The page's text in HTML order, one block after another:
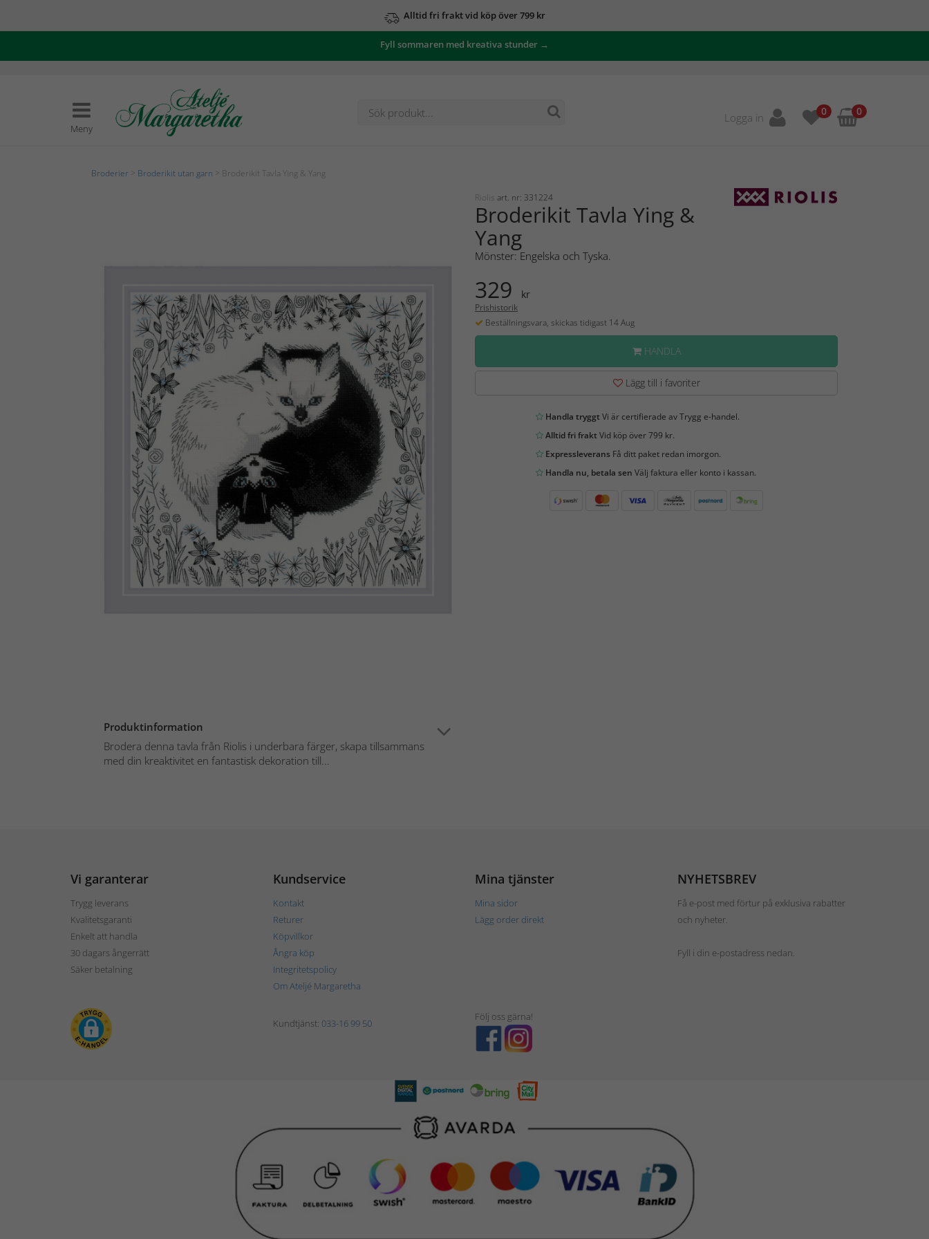
Alltid fri frakt vid köp över 799 kr
Fyll sommaren med kreativa stunder →
Meny
Logga in 0 0
Broderier Broderikit utan garn > Broderikit Tavla Ying & Yang
Produktinformation
Brodera denna tavla från Riolis i underbara färger, skapa tillsammans
med din kreaktivitet en fantastisk dekoration till...
Riolis art. nr: 331224
Broderikit Tavla Ying &
Yang
Mönster: Engelska och Tyska.
329 kr
Prishistorik
Beställningsvara, skickas tidigast 14 Aug
HANDLA
Lägg till i favoriter
Handla tryggtVi är certifierade av Trygg e-handel.
Alltid fri fraktVid köp över 799 kr.
ExpressleveransFå ditt paket redan imorgon.
Handla nu, betala sen Välj faktura eller konto i kassan.
Vi garanterar
Trygg leverans
Kvalitetsgaranti
Enkelt att handla
30 dagars ångerrätt
Säker betalning
Kundservice
Kontakt
Returer
Köpvillkor
Ångra köp
Integritetspolicy
Om Ateljé Margaretha
Mina tjänster
Mina sidor
Lägg order direkt
NYHETSBREV
Få e-post med förtur på exklusiva rabatter
och nyheter.
Fyll i din e-postadress nedan.
Kundtjänst: 033-16 99 50
Följ oss gärna!